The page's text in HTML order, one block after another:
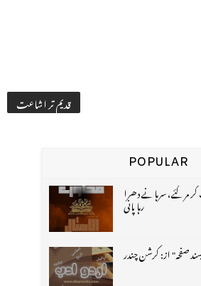
قدیم تر اشاعت
POPULAR
مر گئے، سرہانے دھرا
رہا پانی
صفحہ" از: کرشن چندر